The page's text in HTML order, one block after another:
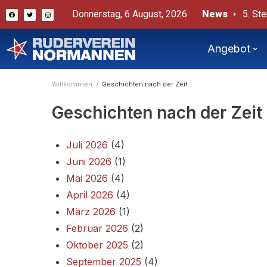
Donnerstag, 6 August, 2026 News #
Angebot
Willkommen / Geschichten nach der Zeit
Geschichten nach der Zeit
Juli 2026 (4)
Juni 2026 (1)
Mai 2026 (4)
April 2026 (4)
März 2026 (1)
Februar 2026 (2)
Oktober 2025 (2)
September 2025 (4)